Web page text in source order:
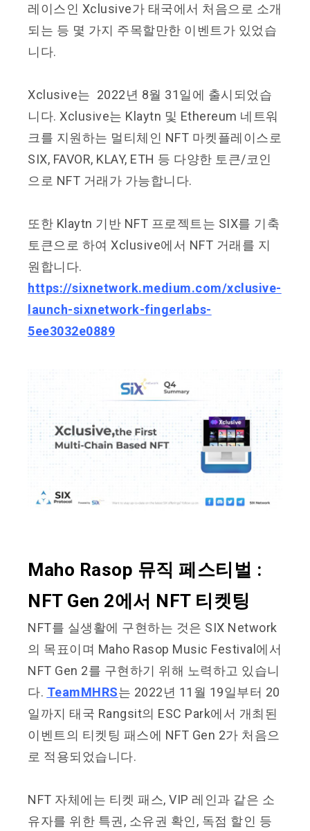
레이스인 Xclusive가 태국에서 처음으로 소개
되는 등 몇 가지 주목할만한 이벤트가 있었습
니다.
Xclusive는 2022년 8월 31일에 출시되었습
니다. Xclusive는 Klaytn 및 Ethereum 네트워
크를 지원하는 멀티체인 NFT 마켓플레이스로
SIX, FAVOR, KLAY, ETH 등 다양한 토큰/코인
으로 NFT 거래가 가능합니다.
또한 Klaytn 기반 NFT 프로젝트는 SIX를 기축
토큰으로 하여 Xclusive에서 NFT 거래를 지
원합니다.
https://sixnetwork.medium.com/xclusive-
launch-sixnetwork-fingerlabs-
5ee3032e0889
Maho Rasop 뮤직 페스티벌 :
NFT Gen 2에서 NFT 티켓팅
NFT를 실생활에 구현하는 것은 SIX Network
의 목표이며 Maho Rasop Music Festival에서
NFT Gen 2를 구현하기 위해 노력하고 있습니
다. TeamMHRS는 2022년 11월 19일부터 20
일까지 태국 Rangsit의 ESC Park에서 개최된
이벤트의 티켓팅 패스에 NFT Gen 2가 처음으
로 적용되었습니다.
NFT 자체에는 티켓 패스, VIP 레인과 같은 소
유자를 위한 특권, 소유권 확인, 독점 할인 등